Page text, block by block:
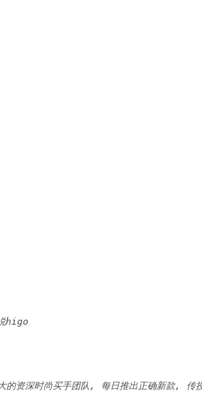
higo
资深时尚买手团队, 每日推出正确新款, 传